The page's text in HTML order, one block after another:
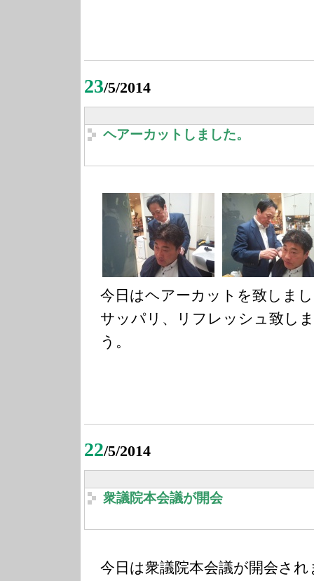
23/5/2014
ヘアーカットしました。
今日はヘアーカットを致しま
サッパリ、リフレッシュ致し
う。
22/5/2014
衆議院本会議が開会
今日は衆議院本会議が開会さ